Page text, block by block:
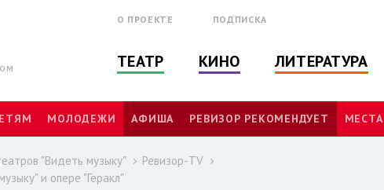
О ПРОЕКТЕ ПОДПИСКА
ТЕАТР КИНО ЛИТЕРАТУРА
МОЛОДЕЖИ АФИША РЕВИЗОР РЕКОМЕНДУЕТ МЕСТА
"Видеть музыку"
Ревизор-TV
и опере "Геракл"